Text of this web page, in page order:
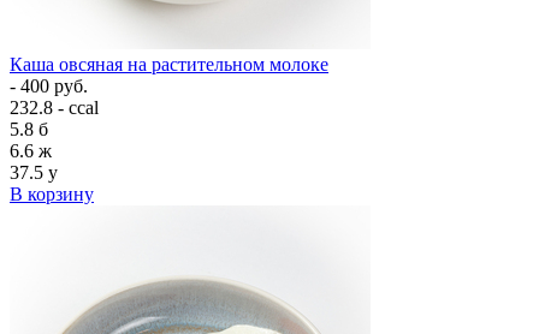
Каша овсяная на растительном молоке
- 400 руб.
232.8 - ccal
5.8 б
6.6 ж
37.5 у
В корзину